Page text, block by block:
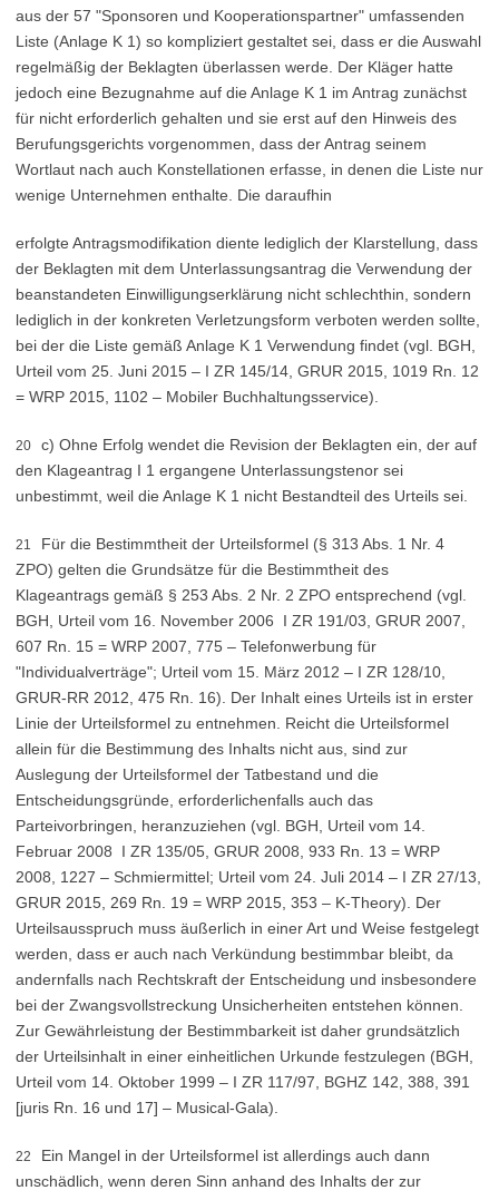
aus der 57 "Sponsoren und Kooperationspartner" umfassenden
Liste (Anlage K 1) so kompliziert gestaltet sei, dass er die Auswahl
regelmäßig der Beklagten überlassen werde. Der Kläger hatte
jedoch eine Bezugnahme auf die Anlage K 1 im Antrag zunächst
für nicht erforderlich gehalten und sie erst auf den Hinweis des
Berufungsgerichts vorgenommen, dass der Antrag seinem
Wortlaut nach auch Konstellationen erfasse, in denen die Liste nur
wenige Unternehmen enthalte. Die daraufhin
erfolgte Antragsmodifikation diente lediglich der Klarstellung, dass
der Beklagten mit dem Unterlassungsantrag die Verwendung der
beanstandeten Einwilligungserklärung nicht schlechthin, sondern
lediglich in der konkreten Verletzungsform verboten werden sollte,
bei der die Liste gemäß Anlage K 1 Verwendung findet (vgl. BGH,
Urteil vom 25. Juni 2015 – I ZR 145/14, GRUR 2015, 1019 Rn. 12
= WRP 2015, 1102 – Mobiler Buchhaltungsservice).
20
c) Ohne Erfolg wendet die Revision der Beklagten ein, der auf
den Klageantrag I 1 ergangene Unterlassungstenor sei
unbestimmt, weil die Anlage K 1 nicht Bestandteil des Urteils sei.
21
Für die Bestimmtheit der Urteilsformel (§ 313 Abs. 1 Nr. 4
ZPO) gelten die Grundsätze für die Bestimmtheit des
Klageantrags gemäß § 253 Abs. 2 Nr. 2 ZPO entsprechend (vgl.
BGH, Urteil vom 16. November 2006 ­ I ZR 191/03, GRUR 2007,
607 Rn. 15 = WRP 2007, 775 – Telefonwerbung für
"Individualverträge"; Urteil vom 15. März 2012 – I ZR 128/10,
GRUR-RR 2012, 475 Rn. 16). Der Inhalt eines Urteils ist in erster
Linie der Urteilsformel zu entnehmen. Reicht die Urteilsformel
allein für die Bestimmung des Inhalts nicht aus, sind zur
Auslegung der Urteilsformel der Tatbestand und die
Entscheidungsgründe, erforderlichenfalls auch das
Parteivorbringen, heranzuziehen (vgl. BGH, Urteil vom 14.
Februar 2008 ­ I ZR 135/05, GRUR 2008, 933 Rn. 13 = WRP
2008, 1227 – Schmiermittel; Urteil vom 24. Juli 2014 – I ZR 27/13,
GRUR 2015, 269 Rn. 19 = WRP 2015, 353 – K-Theory). Der
Urteilsausspruch muss äußerlich in einer Art und Weise festgelegt
werden, dass er auch nach Verkündung bestimmbar bleibt, da
andernfalls nach Rechtskraft der Entscheidung und insbesondere
bei der Zwangsvollstreckung Unsicherheiten entstehen können.
Zur Gewährleistung der Bestimmbarkeit ist daher grundsätzlich
der Urteilsinhalt in einer einheitlichen Urkunde festzulegen (BGH,
Urteil vom 14. Oktober 1999 – I ZR 117/97, BGHZ 142, 388, 391
[juris Rn. 16 und 17] – Musical-Gala).
22
Ein Mangel in der Urteilsformel ist allerdings auch dann
unschädlich, wenn deren Sinn anhand des Inhalts der zur